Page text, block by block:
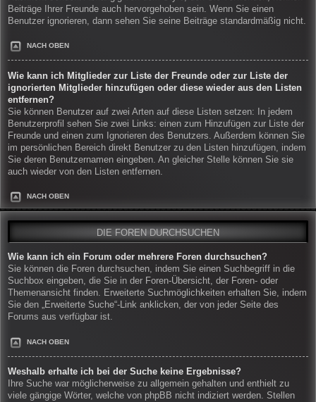
Beiträge Ihrer Freunde auch hervorgehoben sein. Wenn Sie einen
Benutzer ignorieren, dann sehen Sie seine Beiträge standardmäßig nicht.
NACH OBEN
Wie kann ich Mitglieder zur Liste der Freunde oder zur Liste der
ignorierten Mitglieder hinzufügen oder diese wieder aus den Listen
entfernen?
Sie können Benutzer auf zwei Arten auf diese Listen setzen: In jedem
Benutzerprofil sehen Sie zwei Links: einen zum Hinzufügen zur Liste der
Freunde und einen zum Ignorieren des Benutzers. Außerdem können Sie
im persönlichen Bereich direkt Benutzer zu den Listen hinzufügen, indem
Sie deren Benutzernamen eingeben. An gleicher Stelle können Sie sie
auch wieder von den Listen entfernen.
NACH OBEN
DIE FOREN DURCHSUCHEN
Wie kann ich ein Forum oder mehrere Foren durchsuchen?
Sie können die Foren durchsuchen, indem Sie einen Suchbegriff in die
Suchbox eingeben, die Sie in der Foren-Übersicht, der Foren- oder
Themenansicht finden. Erweiterte Suchmöglichkeiten erhalten Sie, indem
Sie den „Erweiterte Suche“-Link anklicken, der von jeder Seite des
Forums aus verfügbar ist.
NACH OBEN
Weshalb erhalte ich bei der Suche keine Ergebnisse?
Ihre Suche war möglicherweise zu allgemein gehalten und enthielt zu
viele gängige Wörter, welche von phpBB nicht indiziert werden. Stellen